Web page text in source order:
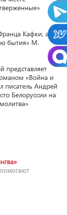
Кафки, а
бытия» М.
представляет
«Война и
писатель Андрей
Белоруссии на